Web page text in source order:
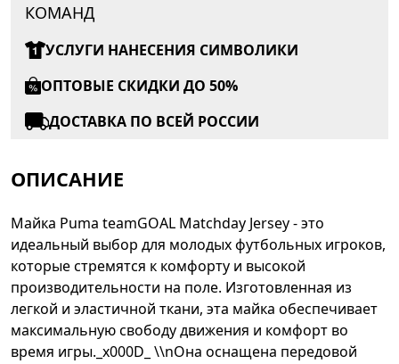
КОМАНД
УСЛУГИ НАНЕСЕНИЯ СИМВОЛИКИ
ОПТОВЫЕ СКИДКИ ДО 50%
ДОСТАВКА ПО ВСЕЙ РОССИИ
ОПИСАНИЕ
Майка Puma teamGOAL Matchday Jersey - это
идеальный выбор для молодых футбольных игроков,
которые стремятся к комфорту и высокой
производительности на поле. Изготовленная из
легкой и эластичной ткани, эта майка обеспечивает
максимальную свободу движения и комфорт во
время игры._x000D_ \\nОна оснащена передовой